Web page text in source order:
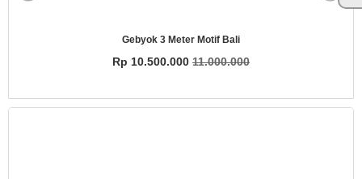
Gebyok 3 Meter Motif Bali
Rp 10.500.000 11.000.000